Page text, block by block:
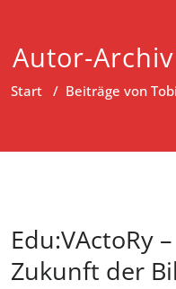
Autor-
Start / Beiträge von
Edu:VActoRy
Zukunft der